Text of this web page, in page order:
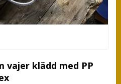
vajer klädd med PP